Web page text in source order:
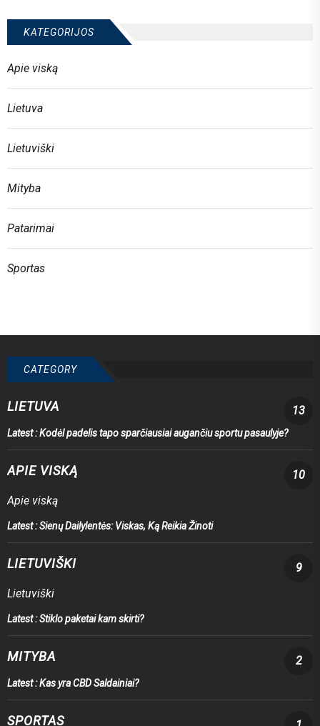
KATEGORIJOS
Apie viską
Lietuva
Lietuviški
Mityba
Patarimai
Sportas
CATEGORY
LIETUVA 13
Latest :Kodėl padelis tapo sparčiausiai augančiu sportu pasaulyje?
APIE VISKĄ
10
Apie viską
Latest :Sienų Dailylentės: Viskas, Ką Reikia Žinoti
LIETUVIŠKI
9
Lietuviški
Latest :Stiklo paketai kam skirti?
MITYBA 2
Latest :Kas yra CBD Saldainiai?
SPORTAS